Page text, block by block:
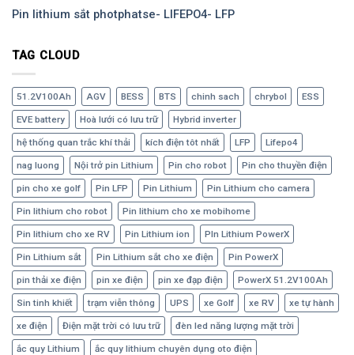
Pin lithium sắt photphatse- LIFEPO4- LFP
TAG CLOUD
51.2V100Ah AGV BESS BTS chinh sach chrybol ESS
EVE battery Hoà lưới có lưu trữ Hybrid inverter
hệ thống quan trắc khí thải kích điện tôt nhất LFP Lifepo4
nag luong Nội trở pin Lithium Pin cho robot Pin cho thuyền điện
pin cho xe golf Pin LFP Pin Lithium Pin Lithium cho camera
Pin lithium cho robot Pin lithium cho xe mobihome
Pin lithium cho xe RV Pin Lithium ion PIn Lithium PowerX
Pin Lithium sắt Pin Lithium sắt cho xe điện Pin PowerX
pin thải xe điện pin xe điện pin xe đạp điện PowerX 51.2V100Ah
Sin tinh khiết trạm viễn thông UPS xe Golf xe RV xe tự hành
xe điện Điện mặt trời có lưu trữ đèn led năng lượng mặt trời
ắc quy Lithium ắc quy lithium chuyên dụng oto điện